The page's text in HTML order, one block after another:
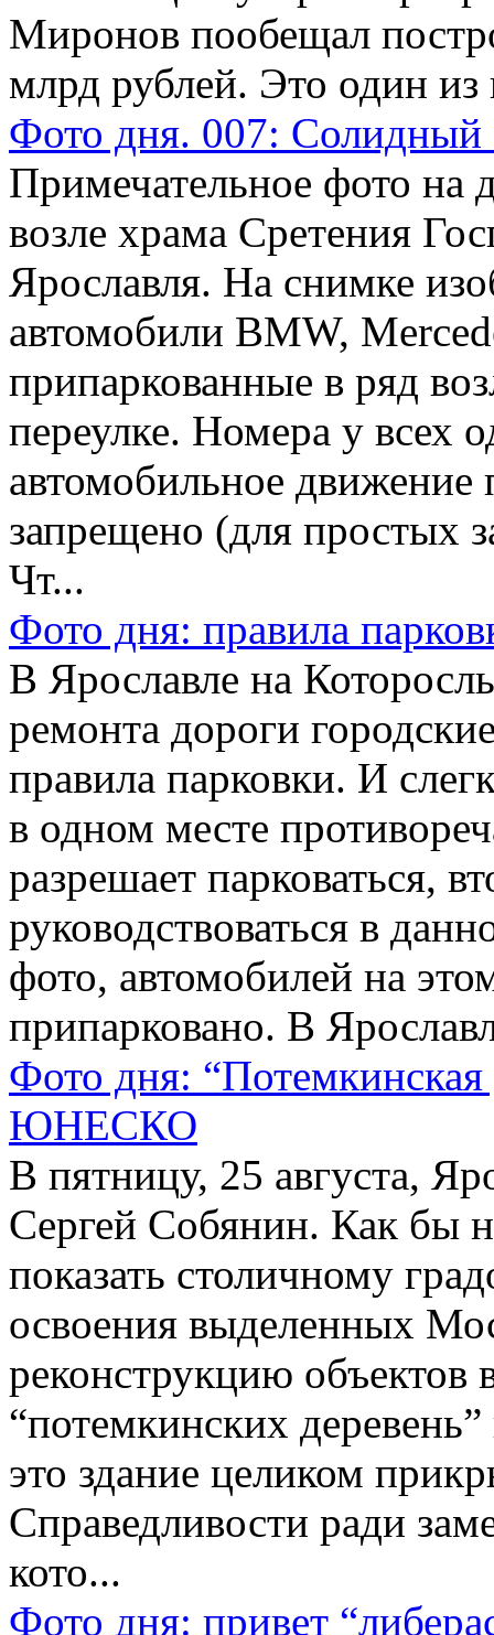
Миронов пообещал
млрд рублей. Это один
Фото дня. 007: Солидный
Примечательное фото на
возле храма Сретения
Ярославля. На снимке
автомобили BMW,
припаркованные в ряд
переулке. Номера у всех
автомобильное движение
запрещено (для простых
Чт...
Фото дня: правила
В Ярославле на
ремонта дороги
правила парковки. И
в одном месте
разрешает парковаться,
руководствоваться в
фото, автомобилей на
припарковано. В
Фото дня: “Потемкинская
ЮНЕСКО
В пятницу, 25 августа,
Сергей Собянин. Как бы
показать столичному
освоения выделенных
реконструкцию
“потемкинских
это здание целиком
Справедливости ради
кото...
Фото дня: привет